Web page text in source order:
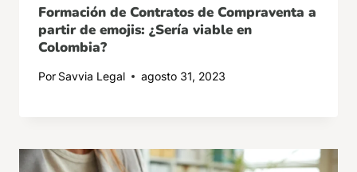
Formación de Contratos de Compraventa a
partir de emojis: ¿Sería viable en
Colombia?
Por Savvia Legal agosto 31, 2023